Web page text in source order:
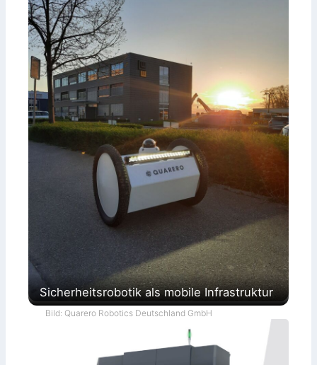
Sicherheitsrobotik als mobile Infrastruktur
Bild: Quarero Robotics Deutschland GmbH